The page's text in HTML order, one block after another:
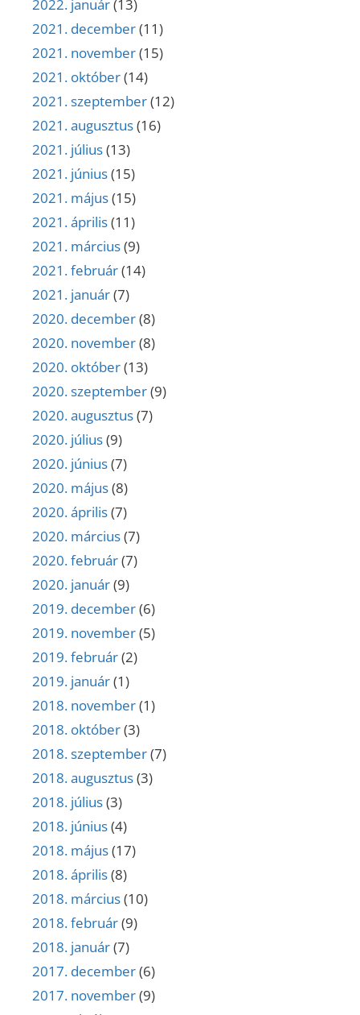
2022. január(13)
2021. december(11)
2021. november(15)
2021. október(14)
2021. szeptember(12)
2021. augusztus(16)
2021. július(13)
2021. június(15)
2021. május(15)
2021. április(11)
2021. március(9)
2021. február(14)
2021. január(7)
2020. december(8)
2020. november(8)
2020. október(13)
2020. szeptember(9)
2020. augusztus(7)
2020. július(9)
2020. június(7)
2020. május(8)
2020. április(7)
2020. március(7)
2020. február(7)
2020. január(9)
2019. december(6)
2019. november(5)
2019. február(2)
2019. január(1)
2018. november(1)
2018. október(3)
2018. szeptember(7)
2018. augusztus(3)
2018. július(3)
2018. június(4)
2018. május(17)
2018. április(8)
2018. március(10)
2018. február(9)
2018. január(7)
2017. december(6)
2017. november(9)